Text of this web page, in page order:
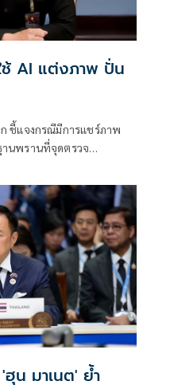
ช้ AI แต่งภาพ ปั่น
ชี้แจงกรณีมีการแชร์ภาพ
นพรานที่จุดตรวจ
น มาเนต' ย้ำ